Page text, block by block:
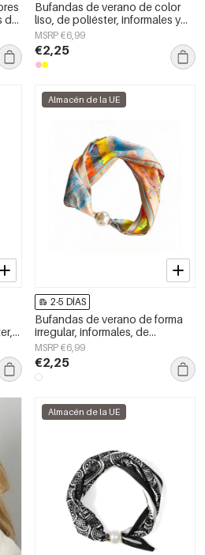
de
Bufandas de verano de color
liso, de poliéster, informales y
para uso diario.
MSRP €6,99
€2,25
Almacén de la UE
2-5 DÍAS
Bufandas de verano de forma
irregular, informales, de
poliéster, para uso diario.
MSRP €6,99
€2,25
Almacén de la UE